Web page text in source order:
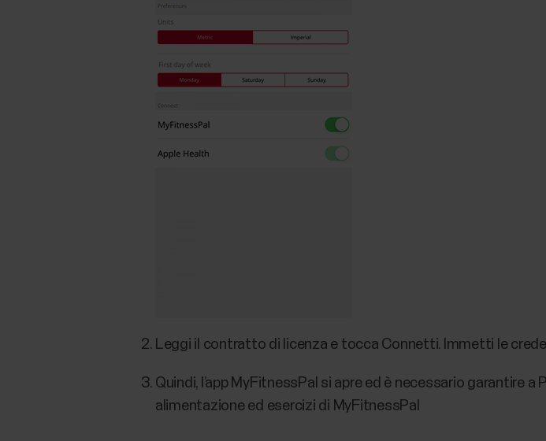
Leggi il contratto di licenza e tocca Connetti. Immetti le
Quindi, l’app MyFitnessPal si apre ed è necessario garantire
alimentazione ed esercizi di MyFitnessPal